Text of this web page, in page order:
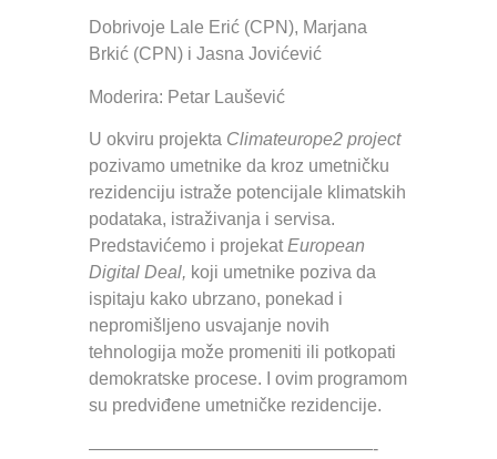
Dobrivoje Lale Erić (CPN), Marjana
Brkić (CPN) i Jasna Jovićević
Moderira: Petar Laušević
U okviru projekta Climateurope2 project
pozivamo umetnike da kroz umetničku
rezidenciju istraže potencijale klimatskih
podataka, istraživanja i servisa.
Predstavićemo i projekat European
Digital Deal, koji umetnike poziva da
ispitaju kako ubrzano, ponekad i
nepromišljeno usvajanje novih
tehnologija može promeniti ili potkopati
demokratske procese. I ovim programom
su predviđene umetničke rezidencije.
————————————————-